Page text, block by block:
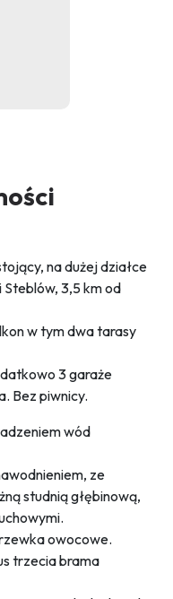
na dużej działce
Steblów, 3,5 km od
w tym dwa tarasy
3 garaże
Bez piwnicy.
wód
ze
studnią głębinową,
owocowe.
trzecia brama